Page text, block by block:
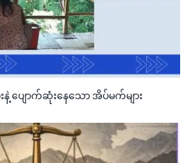
ပျောက်ဆုံးနေသော အိပ်မက်များ